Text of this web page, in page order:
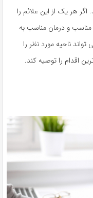
اگر هر یک از این علائم را
و درمان مناسب به
ناحیه مورد نظر را
اقدام را توصیه کند.